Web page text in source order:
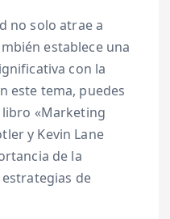
no solo atrae a
establece una
con la
este tema, puedes
«Marketing
y Kevin Lane
de la
de